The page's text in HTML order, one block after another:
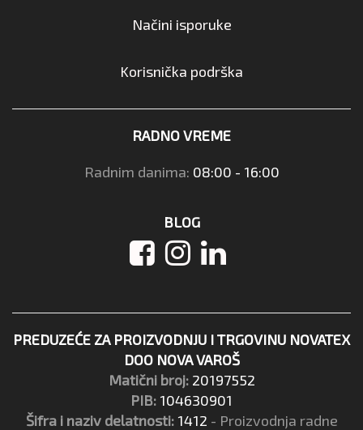
Načini isporuke
Korisnička podrška
RADNO VREME
Radnim danima: 08:00 - 16:00
BLOG
PREDUZEĆE ZA PROIZVODNJU I TRGOVINU NOVATEX
DOO NOVA VAROŠ
Matični broj: 20197552
PIB: 104630901
Šifra i naziv delatnosti: 1412 - Proizvodnja radne